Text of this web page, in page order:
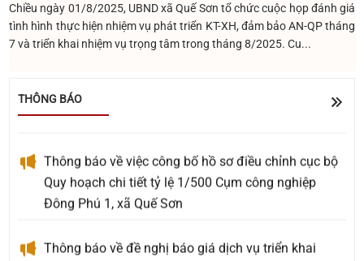
Chiều ngày 01/8/2025, UBND xã Quế Sơn tổ chức cuộc họp đánh giá
tình hình thực hiện nhiệm vụ phát triển KT-XH, đảm bảo AN-QP tháng
7 và triển khai nhiệm vụ trọng tâm trong tháng 8/2025. Cu...
THÔNG BÁO
Về việc đề nghị báo giá Gói thầu: Cải tiến, nâng cấp
các tính năng trên trang OA Zalo của xã Quế Sơn
sắp xếp, kiện toàn tổ chức, hoạt động của thôn
Quy hoạch chi tiết tỷ lệ 1/500 Cụm công nghiệp
Đông Phú 1, xã Quế Sơn
Chỉnh lý và số hóa tài liệu kho lưu trữ xã Quế Sơn